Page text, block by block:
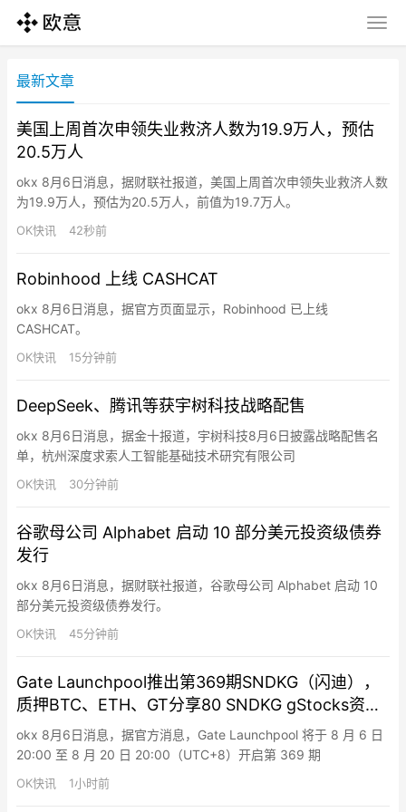
最新文章
美国上周首次申领失业救济人数为19.9万人，预估
20.5万人
okx 8月6日消息，据财联社报道，美国上周首次申领失业救济人数
为19.9万人，预估为20.5万人，前值为19.7万人。
OK快讯 42秒前
Robinhood 上线 CASHCAT
okx 8月6日消息，据官方页面显示，Robinhood 已上线
CASHCAT。
OK快讯 15分钟前
DeepSeek、腾讯等获宇树科技战略配售
okx 8月6日消息，据金十报道，宇树科技8月6日披露战略配售名
单，杭州深度求索人工智能基础技术研究有限公司
（DeepSeek）、腾讯旗下上海启善投资有限公司作为“与发行人经
营业务具有战略合作关系或长期合作愿景的大型企业或其下属企业”
限公司、南方电网产融控股集团有限公司、天翼资本控股有限公
司。
OK快讯 30分钟前
谷歌母公司 Alphabet 启动 10 部分美元投资级债券
发行
okx 8月6日消息，据财联社报道，谷歌母公司 Alphabet 启动 10
部分美元投资级债券发行。
OK快讯 45分钟前
Gate Launchpool推出第369期SNDKG（闪迪），
质押BTC、ETH、GT分享80 SNDKG gStocks资产
空投
okx 8月6日消息，据官方消息，Gate Launchpool 将于 8 月 6 日
20:00 至 8 月 20 日 20:00（UTC+8）开启第 369 期
Launchpool 活动。用户质押 BTC、ETH 或 GT 即可免费分享 80
SNDKG gStocks 资产空投。其中，BTC 池与 ETH 池各提供 35
OK快讯 1小时前